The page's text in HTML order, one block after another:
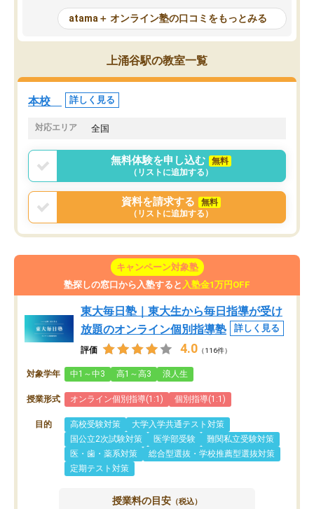
が、自分で自分の管理ができない人に
とっては難しい部分もあるのではない
かと思った。
元数が可視化されるので
しながら意欲的に取り組
常に効果を実感している
すめできる塾です。
atama＋ オンライン塾の口コミをもっとみる
上涌谷駅の教室一覧
本校 詳しく見る
対応エリア 全国
無料体験を申し込む
無料
（リストに追加する）
資料を請求する
無料
（リストに追加する）
キャンペーン対象塾
塾探しの窓口から入塾すると 入塾金1万円OFF
東大毎日塾｜東大生から毎日指導が受け
放題のオンライン個別指導塾
詳しく見る
評価 4.0 （116件）
対象学年 中1～中3 高1～高3 浪人生
授業形式 オンライン個別指導(1:1) 個別指導(1:1)
目的 高校受験対策
大学入学共通テスト対策
国公立2次試験対策
医学部受験
難関私立受験対策
医・歯・薬系対策
総合型選抜・学校推薦型選抜対策
定期テスト対策
授業料の目安 （税込）